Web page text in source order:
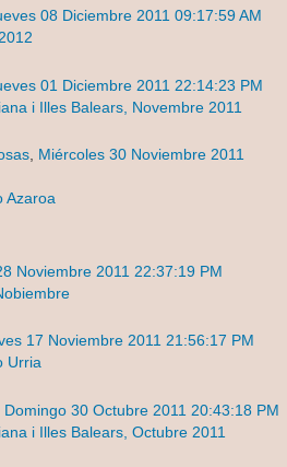
08 Diciembre 2011 09:17:59 AM
01 Diciembre 2011 22:14:23 PM
i Illes Balears, Novembre 2011
, Miércoles 30 Noviembre 2011
Azaroa
Noviembre 2011 22:37:19 PM
17 Noviembre 2011 21:56:17 PM
Urria
Domingo 30 Octubre 2011 20:43:18 PM
i Illes Balears, Octubre 2011